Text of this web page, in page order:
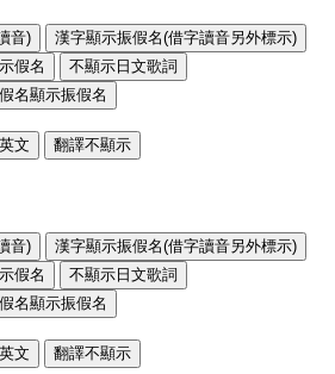
音)
漢字顯示振假名(借字讀音另外標示)
假名
不顯示日文歌詞
名顯示振假名
文 翻譯不顯示
音)
漢字顯示振假名(借字讀音另外標示)
假名
不顯示日文歌詞
名顯示振假名
文 翻譯不顯示